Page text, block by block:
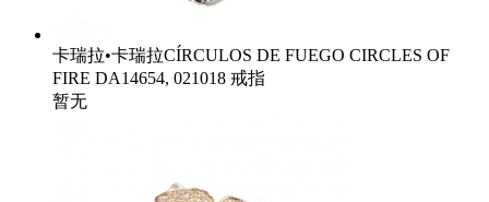
卡瑞拉•卡瑞拉CÍRCULOS DE FUEGO CIRCLES OF
FIRE DA14654, 021018 戒指
暂无